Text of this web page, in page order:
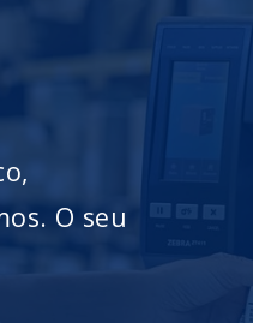
O seu